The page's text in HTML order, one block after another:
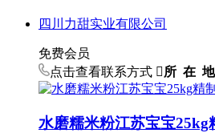
四川力甜实业有限公司
免费会员
点击查看联系方式 所 在 地
水磨糯米粉江苏宝宝